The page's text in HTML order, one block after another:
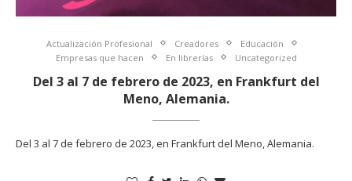
Actualización Profesional Creadores
Educación
Empresas que hacen
En librerías Uncategorized
Del 3 al 7 de febrero de 2023, en Frankfurt del
Meno, Alemania.
Del 3 al 7 de febrero de 2023, en Frankfurt del Meno, Alemania.